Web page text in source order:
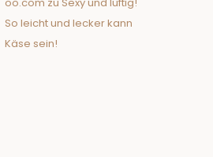
oo.com zu Sexy und luftig!
So leicht und lecker kann
Käse sein!